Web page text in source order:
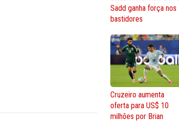
Sadd ganha força nos
bastidores
Cruzeiro aumenta
oferta para US$ 10
milhões por Brian